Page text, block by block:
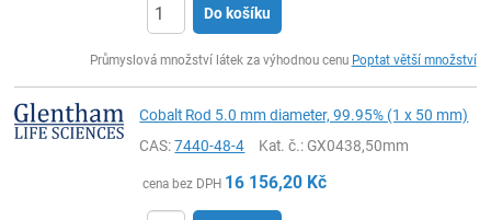
Do košíku
Průmyslová množství látek za výhodnou cenu Poptat větší množství
Cobalt Rod 5.0 mm diameter, 99.95% (1 x 50 mm)
CAS:7440-48-4 Kat. č.: GX0438,50mm
cena bez DPH 16 156,20 Kč